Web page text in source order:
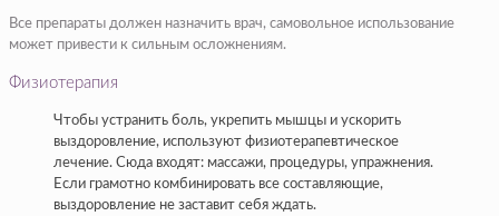
Все препараты должен назначить врач, самовольное использование
может привести к сильным осложнениям.
Физиотерапия
Чтобы устранить боль, укрепить мышцы и ускорить
выздоровление, используют физиотерапевтическое
лечение. Сюда входят: массажи, процедуры, упражнения.
Если грамотно комбинировать все составляющие,
выздоровление не заставит себя ждать.